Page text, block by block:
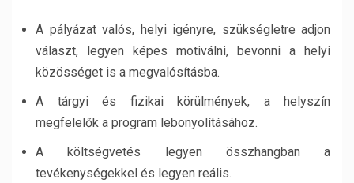
A pályázat valós, helyi igényre, szükségletre adjon
választ, legyen képes motiválni, bevonni a helyi
közösséget is a megvalósításba.
A tárgyi és fizikai körülmények, a helyszín
megfelelők a program lebonyolításához.
A költségvetés legyen összhangban a
tevékenységekkel és legyen reális.